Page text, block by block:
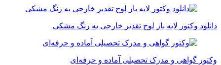
دانلود وکتور لایه باز لوح تقدیر خارجی به رنگ مشکی
وکتور گواهی و مدرک تحصیلی آماده و حرفه‌ای